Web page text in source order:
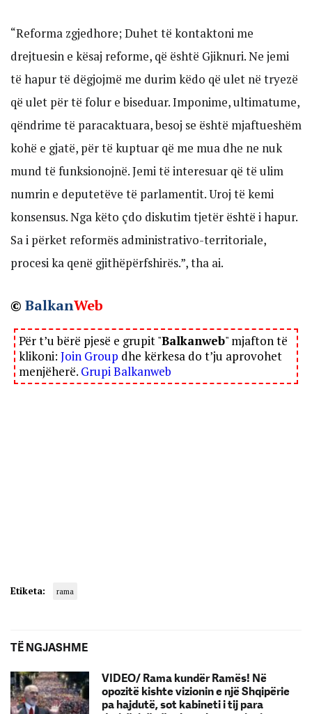
“Reforma zgjedhore; Duhet të kontaktoni me
drejtuesin e kësaj reforme, që është Gjiknuri. Ne jemi
të hapur të dëgjojmë me durim këdo që ulet në tryezë
që ulet për të folur e biseduar. Imponime, ultimatume,
qëndrime të paracaktuara, besoj se është mjaftueshëm
kohë e gjatë, për të kuptuar që me mua dhe ne nuk
mund të funksionojnë. Jemi të interesuar që të ulim
numrin e deputetëve të parlamentit. Uroj të kemi
konsensus. Nga këto çdo diskutim tjetër është i hapur.
Sa i përket reformës administrativo-territoriale,
procesi ka qenë gjithëpërfshirës.”, tha ai.
© BalkanWeb
Për t’u bërë pjesë e grupit "Balkanweb" mjafton të
klikoni: Join Group dhe kërkesa do t’ju aprovohet
menjëherë. Grupi Balkanweb
Etiketa: rama
TË NGJASHME
VIDEO/ Rama kundër Ramës! Në
opozitë kishte vizionin e një Shqipërie
pa hajdutë, sot kabineti i tij para